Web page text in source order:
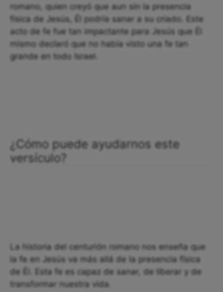
romano, quien creyó que aun sin la presencia
física de Jesús, Él podría sanar a su criado. Este
acto de fe fue tan impactante para Jesús que Él
mismo declaró que no había visto una fe tan
grande en todo Israel.
¿Cómo puede ayudarnos este
versículo?
La historia del centurión romano nos enseña que
la fe en Jesús va más allá de la presencia física
de Él. Esta fe es capaz de sanar, de liberar y de
transformar nuestra vida.